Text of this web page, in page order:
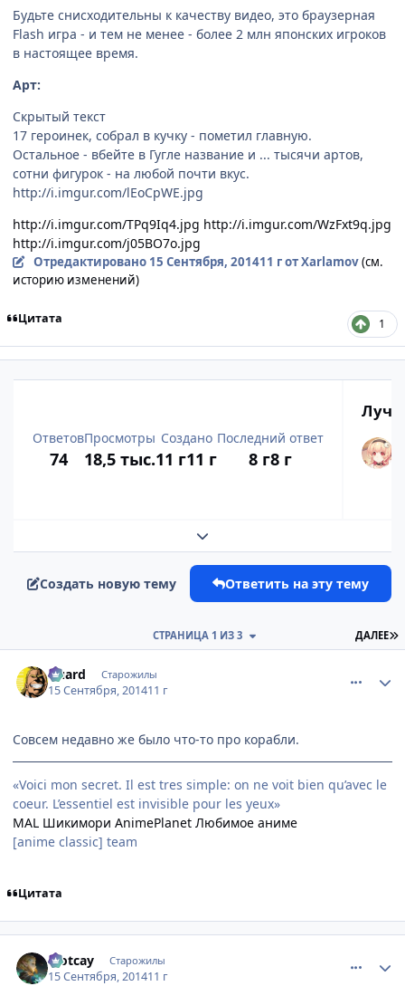
Будьте снисходительны к качеству видео, это браузерная
Flash игра - и тем не менее - более 2 млн японских игроков
в настоящее время.
Арт:
Скрытый текст
17 героинек, собрал в кучку - пометил главную.
Остальное - вбейте в Гугле название и ... тысячи артов,
сотни фигурок - на любой почти вкус.
http://i.imgur.com/lEoCpWE.jpg
http://i.imgur.com/TPq9Iq4.jpg http://i.imgur.com/WzFxt9q.jpg
http://i.imgur.com/j05BO7o.jpg
Отредактировано 15 Сентября, 201411 гот Xarlamov(см.
историю изменений)
Цитата 1
Ответов
74
Просмотры
18,5 тыс.
Создано
11 г11 г
Последний ответ
8 г8 г
Развернуть обзор темы
Создать новую тему Ответить на эту тему
ДАЛЕЕ
СТРАНИЦА 1 ИЗ 3
Guard Старожилы
15 Сентября, 201411 г
Совсем недавно же было что-то про корабли.
«Voici mon secret. Il est tres simple: on ne voit bien qu’avec le
coeur. L’essentiel est invisible pour les yeux»
MAL Шикимори AnimePlanet Любимое аниме
[anime classic] team
Цитата
Plotcay Старожилы
15 Сентября, 201411 г